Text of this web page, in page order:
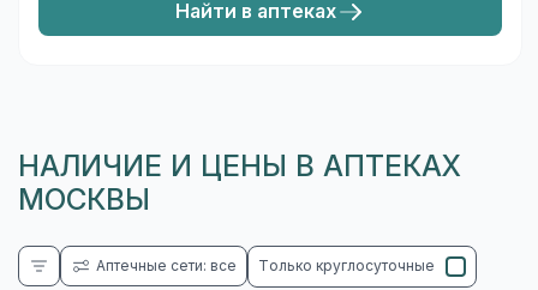
Найти в аптеках
НАЛИЧИЕ И ЦЕНЫ В АПТЕКАХ
МОСКВЫ
Аптечные сети: все Только круглосуточные